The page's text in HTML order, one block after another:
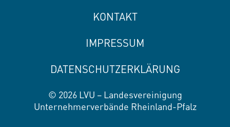
KONTAKT
IMPRESSUM
DATENSCHUTZERKLÄRUNG
© 2026 LVU – Landesvereinigung
Unternehmerverbände Rheinland-Pfalz